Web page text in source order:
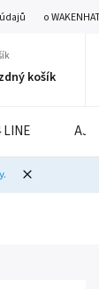
o
košík
LINE